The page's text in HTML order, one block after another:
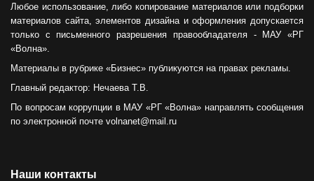
Любое использование, либо копирование материалов или подборки
материалов сайта, элементов дизайна и оформления допускается
только с письменного разрешения правообладателя - МАУ «РГ
«Волна».
Материалы в рубрике «Бизнес» публикуются на правах рекламы.
Главный редактор: Нечаева Т.В.
По вопросам коррупции в МАУ «РГ «Волна» направлять сообщения
по электронной почте volnanet@mail.ru
Наши контакты